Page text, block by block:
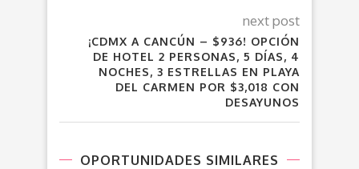
next post
¡CDMX A CANCÚN – $936! OPCIÓN
DE HOTEL 2 PERSONAS, 5 DÍAS, 4
NOCHES, 3 ESTRELLAS EN PLAYA
DEL CARMEN POR $3,018 CON
DESAYUNOS
OPORTUNIDADES SIMILARES